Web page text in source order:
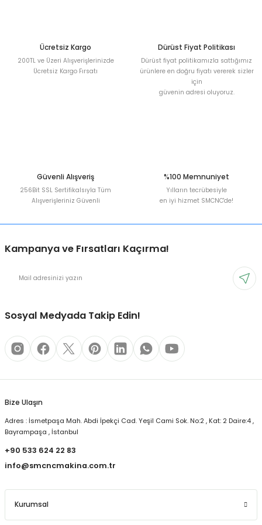
Ücretsiz Kargo
200TL ve Üzeri Alışverişlerinizde
Ücretsiz Kargo Fırsatı
Dürüst Fiyat Politikası
Dürüst fiyat politikamızla sattığımız
ürünlere en doğru fiyatı vererek sizler
için
güvenin adresi oluyoruz.
Güvenli Alışveriş
256Bit SSL Sertifikalsıyla Tüm
Alışverişleriniz Güvenli
%100 Memnuniyet
Yılların tecrübesiyle
en iyi hizmet SMCNC'de!
Kampanya ve Fırsatları Kaçırma!
Sosyal Medyada Takip Edin!
Bize Ulaşın
Adres : İsmetpaşa Mah. Abdi İpekçi Cad. Yeşil Cami Sok. No:2 , Kat: 2 Daire:4 ,
Bayrampaşa , İstanbul
+90 533 624 22 83
info@smcncmakina.com.tr
Kurumsal